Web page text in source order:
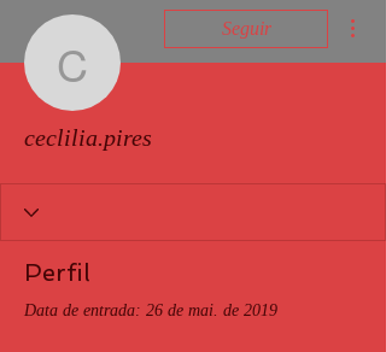
ceclilia.pires
Seguir
ceclilia.pires
Perfil
Data de entrada: 26 de mai. de 2019